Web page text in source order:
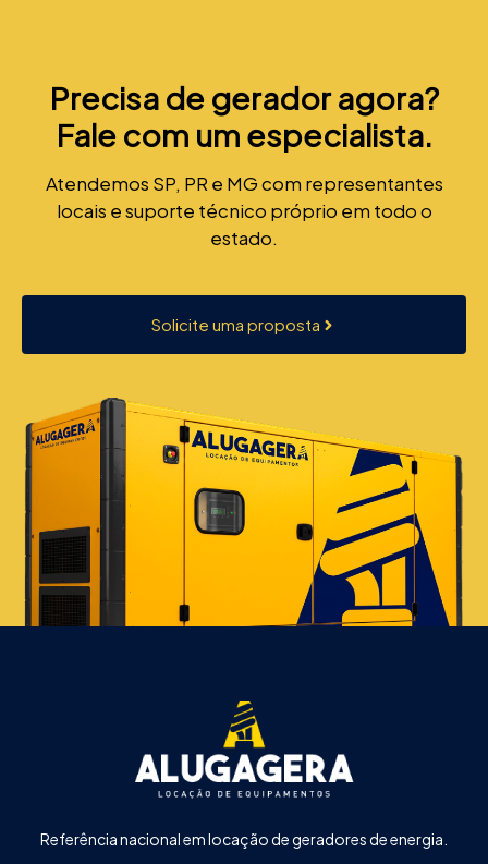
Precisa de gerador agora?
Fale com um especialista.
Atendemos SP, PR e MG com representantes
locais e suporte técnico próprio em todo o
estado.
Solicite uma proposta
Referência nacional em locação de geradores de energia.